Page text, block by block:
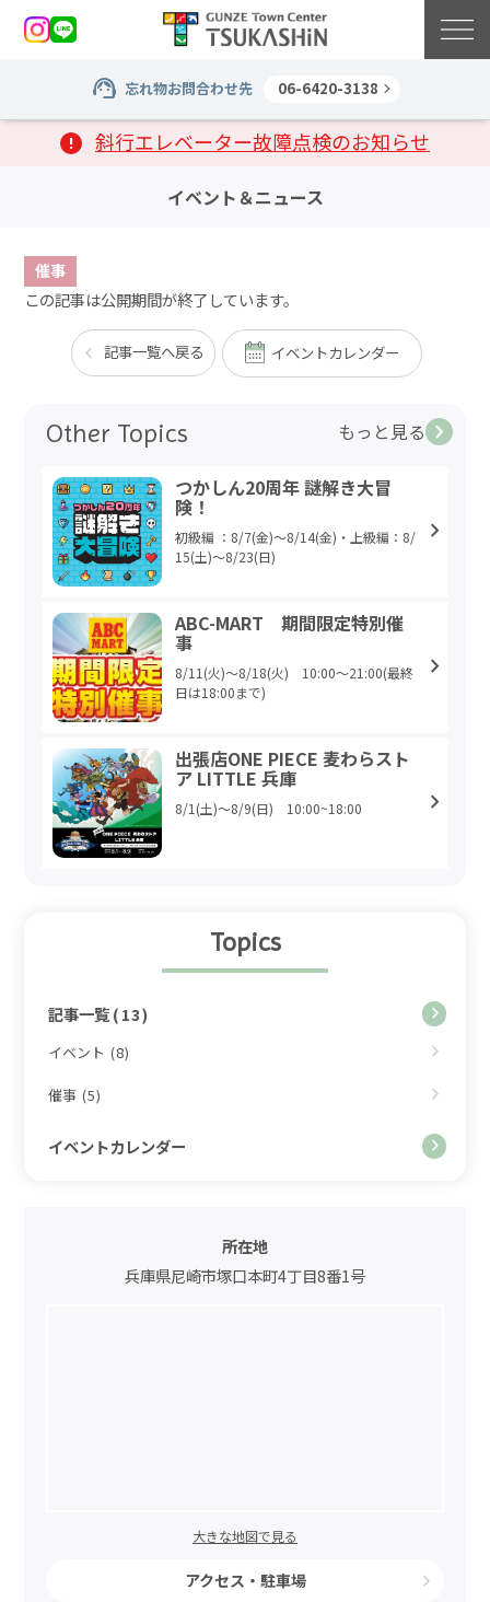
斜行エレベーター故障点検のお知らせ
忘れ物お問合わせ先 06-6420-3138
イベント＆ニュース
催事
この記事は公開期間が終了しています。
記事一覧へ戻る イベントカレンダー
Other Topics もっと見る
つかしん20周年 謎解き大冒
険！
初級編 ：8/7(金)～8/14(金)・上級編：8/
15(土)～8/23(日)
ABC-MART 期間限定特別催
事
8/11(火)～8/18(火) 10:00～21:00(最終
日は18:00まで)
出張店ONE PIECE 麦わらスト
ア LITTLE 兵庫
8/1(土)～8/9(日) 10:00~18:00
Topics
記事一覧(13)
イベント (8)
催事 (5)
イベントカレンダー
所在地
兵庫県尼崎市塚口本町4丁目8番1号
大きな地図で見る
アクセス・駐車場